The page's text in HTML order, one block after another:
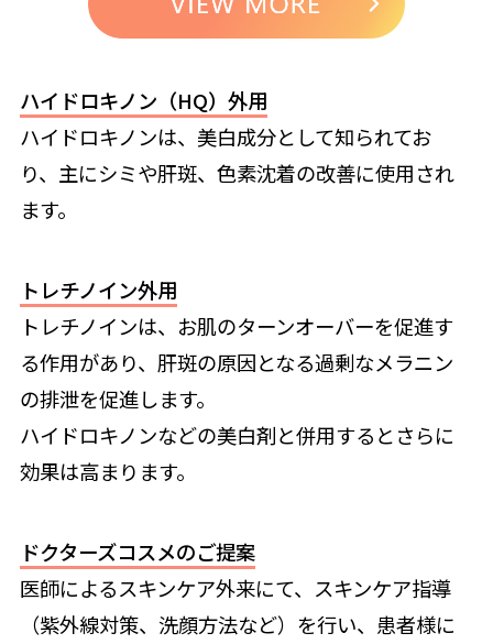
ハイドロキノン（HQ）外用
ハイドロキノンは、美白成分として知られてお
り、主にシミや肝斑、色素沈着の改善に使用され
ます。
トレチノイン外用
トレチノインは、お肌のターンオーバーを促進す
る作用があり、肝斑の原因となる過剰なメラニン
の排泄を促進します。
ハイドロキノンなどの美白剤と併用するとさらに
効果は高まります。
ドクターズコスメのご提案
医師によるスキンケア外来にて、スキンケア指導
（紫外線対策、洗顔方法など）を行い、患者様に